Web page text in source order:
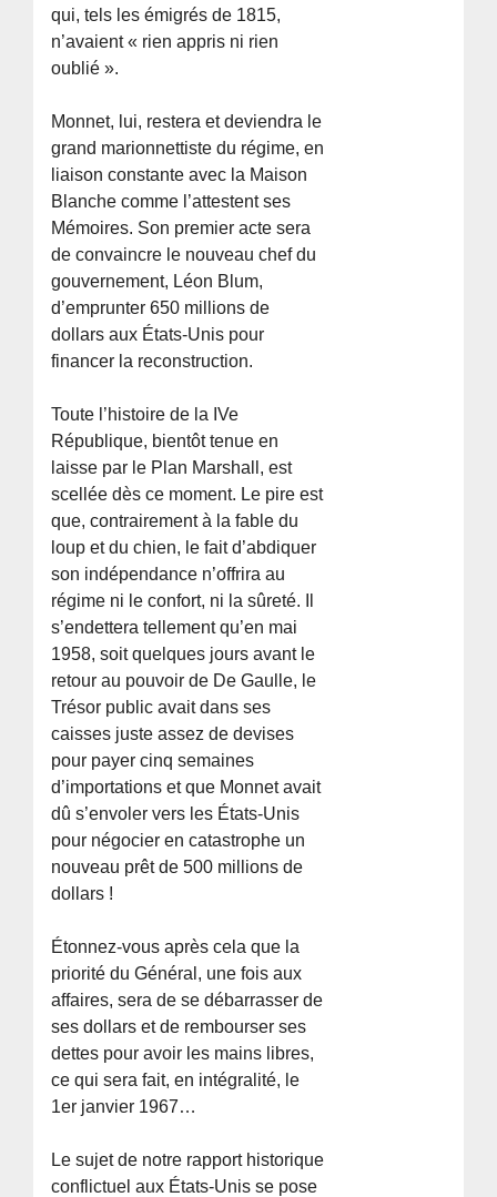
qui, tels les émigrés de 1815,
n’avaient « rien appris ni rien
oublié ».
Monnet, lui, restera et deviendra le
grand marionnettiste du régime, en
liaison constante avec la Maison
Blanche comme l’attestent ses
Mémoires. Son premier acte sera
de convaincre le nouveau chef du
gouvernement, Léon Blum,
d’emprunter 650 millions de
dollars aux États-Unis pour
financer la reconstruction.
Toute l’histoire de la IVe
République, bientôt tenue en
laisse par le Plan Marshall, est
scellée dès ce moment. Le pire est
que, contrairement à la fable du
loup et du chien, le fait d’abdiquer
son indépendance n’offrira au
régime ni le confort, ni la sûreté. Il
s’endettera tellement qu’en mai
1958, soit quelques jours avant le
retour au pouvoir de De Gaulle, le
Trésor public avait dans ses
caisses juste assez de devises
pour payer cinq semaines
d’importations et que Monnet avait
dû s’envoler vers les États-Unis
pour négocier en catastrophe un
nouveau prêt de 500 millions de
dollars !
Étonnez-vous après cela que la
priorité du Général, une fois aux
affaires, sera de se débarrasser de
ses dollars et de rembourser ses
dettes pour avoir les mains libres,
ce qui sera fait, en intégralité, le
1er janvier 1967…
Le sujet de notre rapport historique
conflictuel aux États-Unis se pose